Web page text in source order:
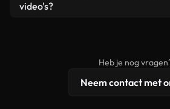
remixen. Zorg er wel voor dat
video's?
licentiebescherming omvat.
Heb je nog
Neem contact met